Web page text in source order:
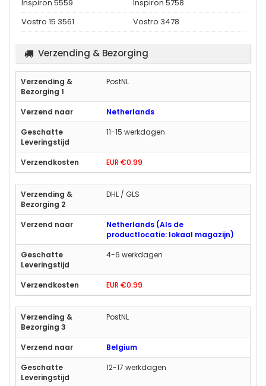
Inspiron 5559
Inspiron 5758
Vostro 15 3561
Vostro 3478
Verzending & Bezorging
PostNL
Netherlands
11-15 werkdagen
EUR €0.99
DHL / GLS
Netherlands (Als de
productlocatie: lokaal magazijn)
4-6 werkdagen
EUR €0.99
PostNL
Belgium
12-17 werkdagen